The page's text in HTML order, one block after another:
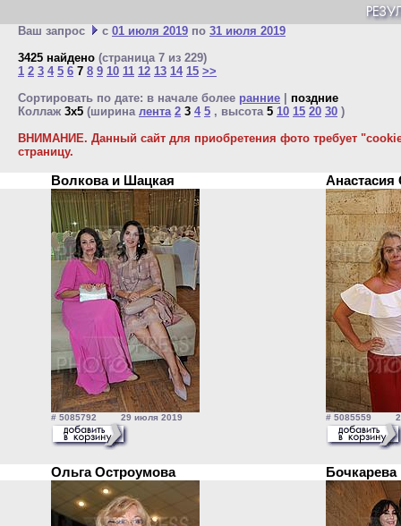
Ваш запрос с 01 июля 2019 по 31 июля 2019
3425 найдено (страница 7 из 229)
1 2 3 4 5 6 7 8 9 10 11 12 13 14 15 >>
Сортировать по дате: в начале более ранние
поздние
Коллаж 3x5 (ширина лента 2 3 4 5 , высота 5 10 15 20 30 )
ВНИМАНИЕ. Данный сайт для приобретения фото требует
страницу.
Волкова и Шацкая
# 5085792 29 июля 2019 # 5085559 29
Ольга Остроумова